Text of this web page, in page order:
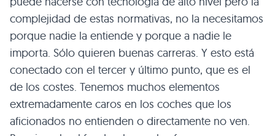
complejidad de estas normativas, no la necesitamos
porque nadie la entiende y porque a nadie le
importa. Sólo quieren buenas carreras. Y esto está
conectado con el tercer y último punto, que es el
de los costes. Tenemos muchos elementos
extremadamente caros en los coches que los
aficionados no entienden o directamente no ven.